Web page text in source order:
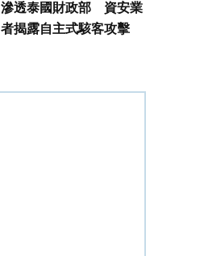
滲透泰國財政部 資安業
者揭露自主式駭客攻擊